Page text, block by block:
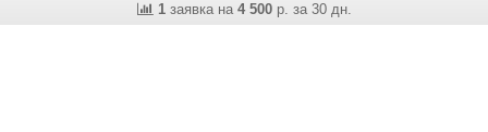
1заявка на 4 500р. за 30 дн.